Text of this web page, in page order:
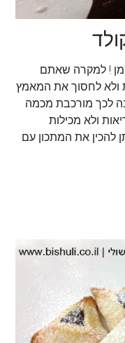
המן ! למקרה שאתם
ולא לחסוך את המאמץ
לכך מורכבת מכמה
ולא מכילות
להכין את המתכון עם